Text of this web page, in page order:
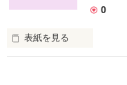
0
表紙を見る